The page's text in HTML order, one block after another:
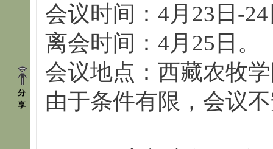
分
享
会议时间：4月23日-
离会时间：4月25日。
会议地点：西藏农牧
由于条件有限，会议